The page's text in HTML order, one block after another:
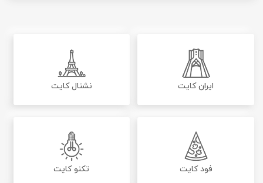
ایران کایت نشنال کایت
فود کایت تکنو کایت